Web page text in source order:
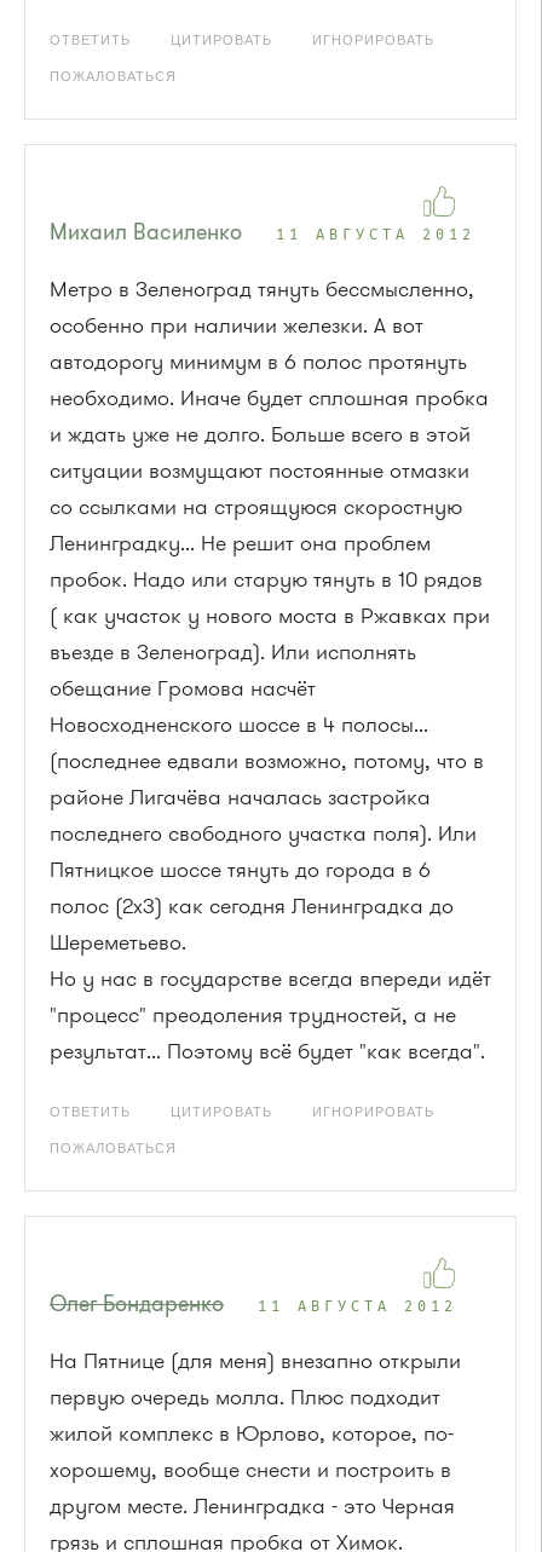
ОТВЕТИТЬ ЦИТИРОВАТЬ ИГНОРИРОВАТЬ
ПОЖАЛОВАТЬСЯ
Михаил Василенко 11 АВГУСТА 2012
Метро в Зеленоград тянуть бессмысленно,
особенно при наличии железки. А вот
автодорогу минимум в 6 полос протянуть
необходимо. Иначе будет сплошная пробка
и ждать уже не долго. Больше всего в этой
ситуации возмущают постоянные отмазки
со ссылками на строящуюся скоростную
Ленинградку... Не решит она проблем
пробок. Надо или старую тянуть в 10 рядов
( как участок у нового моста в Ржавках при
въезде в Зеленоград). Или исполнять
обещание Громова насчёт
Новосходненского шоссе в 4 полосы...
(последнее едвали возможно, потому, что в
районе Лигачёва началась застройка
последнего свободного участка поля). Или
Пятницкое шоссе тянуть до города в 6
полос (2х3) как сегодня Ленинградка до
Шереметьево.
Но у нас в государстве всегда впереди идёт
"процесс" преодоления трудностей, а не
результат... Поэтому всё будет "как всегда".
ОТВЕТИТЬ ЦИТИРОВАТЬ ИГНОРИРОВАТЬ
ПОЖАЛОВАТЬСЯ
Олег Бондаренко 11 АВГУСТА 2012
На Пятнице (для меня) внезапно открыли
первую очередь молла. Плюс подходит
жилой комплекс в Юрлово, которое, по-
хорошему, вообще снести и построить в
другом месте. Ленинградка - это Черная
грязь и сплошная пробка от Химок.